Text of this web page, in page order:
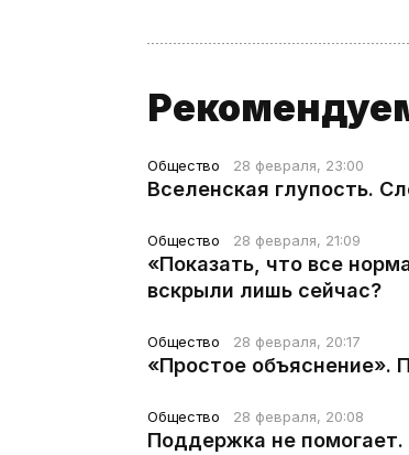
Общество 28 февраля, 23:00
Вселенская глупость.
Общество 28 февраля, 21:09
«Показать, что все
вскрыли лишь сейчас?
Общество 28 февраля, 20:17
«Простое объяснение».
Общество 28 февраля, 20:08
Поддержка не помогает.